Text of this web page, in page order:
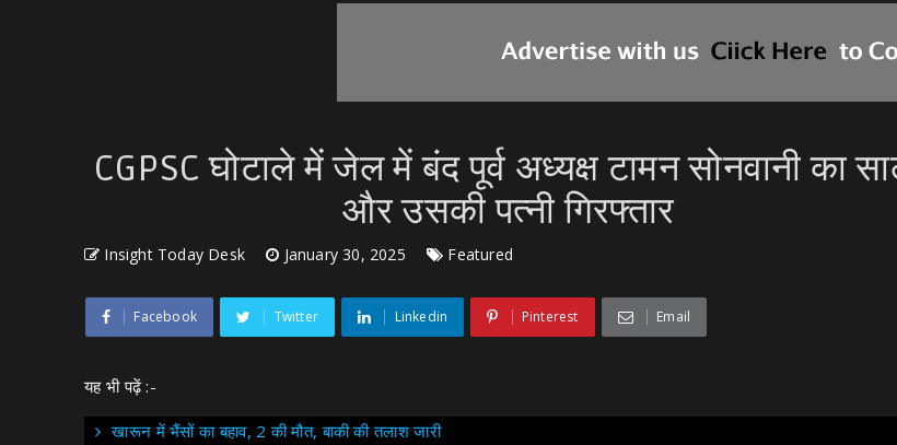
CGPSC घोटाले में जेल में बंद पूर्व अध्यक्ष टामन सोनवानी का
और उसकी पत्नी गिरफ्तार
Insight Today Desk January 30, 2025 Featured
Facebook Twitter Linkedin Pinterest Email
यह भी पढ़ें :-
खारून में भैंसों का बहाव, 2 की मौत, बाकी की तलाश जारी